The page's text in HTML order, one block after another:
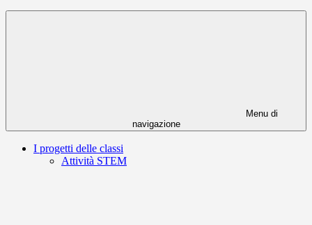
Menu di
navigazione
I progetti delle classi
Attività STEM